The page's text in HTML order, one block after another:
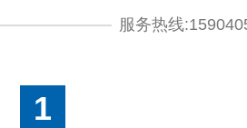
服务热线
1